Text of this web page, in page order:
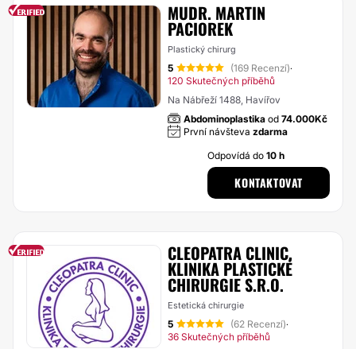
MUDR. MARTIN
PACIOREK
Plastický chirurg
5 (169 Recenzí)·
120 Skutečných příběhů
Na Nábřeží 1488, Havířov
Abdominoplastika od 74.000Kč
První návšteva zdarma
Odpovídá do10 h
KONTAKTOVAT
CLEOPATRA CLINIC,
KLINIKA PLASTICKÉ
CHIRURGIE S.R.O.
Estetická chirurgie
5 (62 Recenzí)·
36 Skutečných příběhů